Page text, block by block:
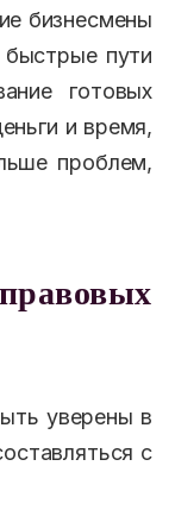
бизнесмены
пути
готовых
и время,
проблем,
уверены в
с